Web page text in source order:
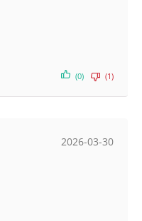
(0) (1)
2026-03-30